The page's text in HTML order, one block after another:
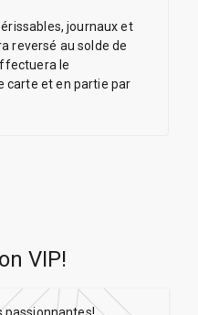
journaux et
reversé au solde de
le
carte et en partie par
VIP!